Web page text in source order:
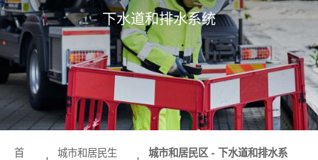
下水道和排水系统
首
城市和居民生
城市和居民区 - 下水道和排水系